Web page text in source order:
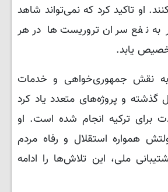
او تاکید کرد که نمی‌تواند شاهد
به نفع سران تروریست‌ها در هر
یابد.
به نقش جمهوری‌خواهی و خدمات
از ۲۲ سال گذشته و پروژه‌های متعدد یاد کرد
برای ترکیه انجام شده است. او
همواره استقلال و رفاه مردم
ملی، این تلاش‌ها را ادامه